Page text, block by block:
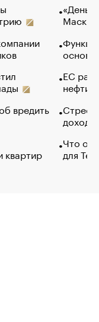
вредить
квартир
Маск в
основ
ЕС
нефти
Что
для